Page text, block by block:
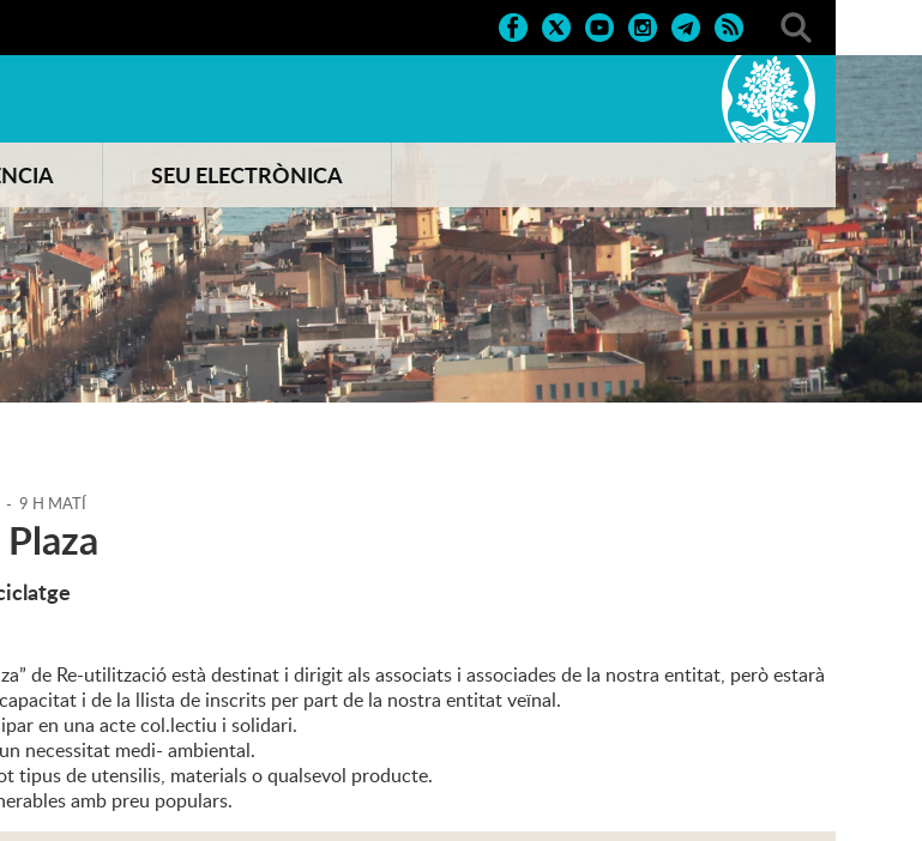
SEU ELECTRÒNICA
- 9 H MATÍ
de Re-utilització està destinat i dirigit als associats i associades de la nostra entitat, però estarà
i de la llista de inscrits per part de la nostra entitat veïnal.
en una acte col.lectiu i solidari.
necessitat medi- ambiental.
tipus de utensilis, materials o qualsevol producte.
amb preu populars.